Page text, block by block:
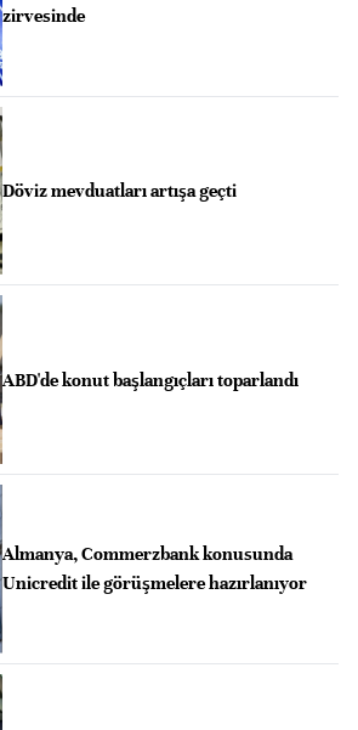
zirvesinde
Döviz mevduatları artışa geçti
ABD'de konut başlangıçları toparlandı
Almanya, Commerzbank konusunda
Unicredit ile görüşmelere hazırlanıyor